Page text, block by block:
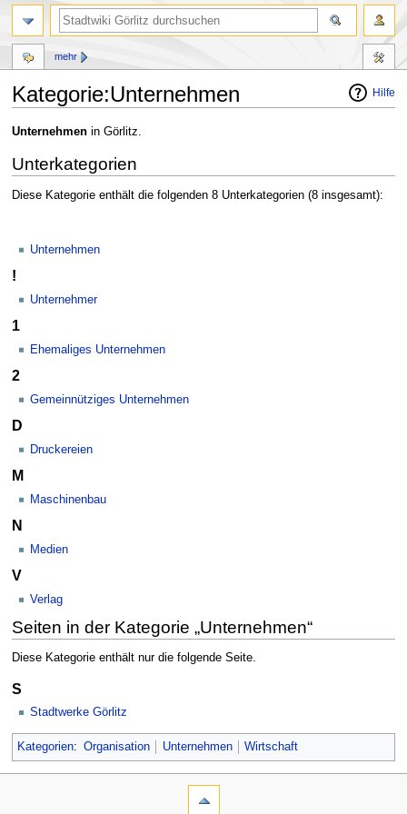
Hilfe
Kategorie:Unternehmen
Zur
springen
Zur
springen
Unternehmenin Görlitz.
Unterkategorien
Diese Kategorie enthält die folgenden 8 Unterkategorien (8 insgesamt):
Unternehmen
!
Unternehmer
1
Ehemaliges Unternehmen
2
Gemeinnütziges Unternehmen
D
Druckereien
M
Maschinenbau
N
Medien
V
Verlag
Seiten in der Kategorie „Unternehmen“
Diese Kategorie enthält nur die folgende Seite.
S
Stadtwerke Görlitz
Kategorien: Organisation Unternehmen Wirtschaft
mehr